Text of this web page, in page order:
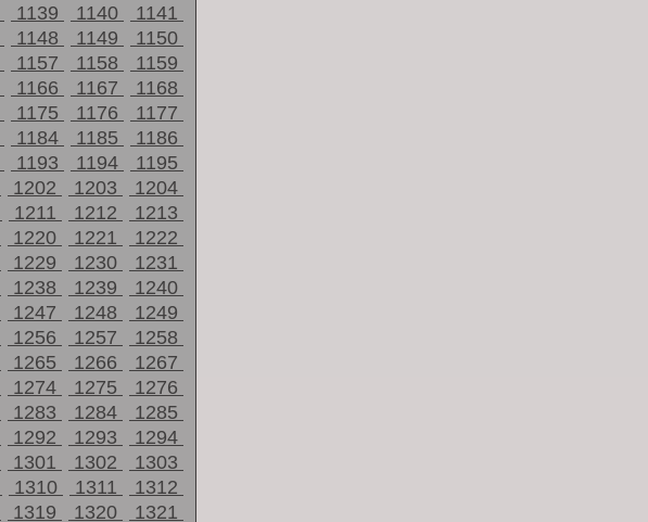
1139 1140
1141
1148 1149
1150
1157 1158
1159
1166 1167
1168
1175 1176
1177
1184 1185
1186
1193 1194
1195
1202 1203
1204
1211 1212
1213
1220 1221
1222
1229 1230
1231
1238 1239
1240
1247 1248
1249
1256 1257
1258
1265 1266
1267
1274 1275
1276
1283 1284
1285
1292 1293
1294
1301 1302
1303
1310 1311
1312
1319 1320 1321